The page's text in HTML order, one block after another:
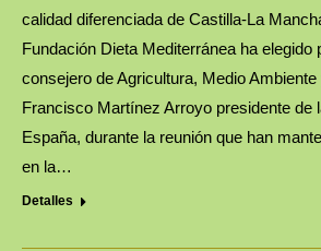
calidad diferenciada de Castilla-La
Fundación Dieta Mediterránea ha elegido
consejero de Agricultura, Medio
Francisco Martínez Arroyo presidente de
España, durante la reunión que han
en la…
Detalles